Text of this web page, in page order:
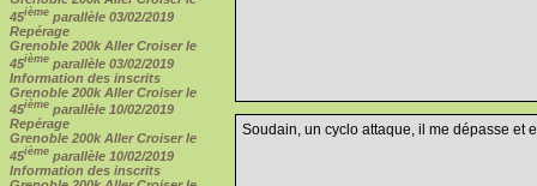
45ième parallèle 03/02/2019
Repérage
Grenoble 200k Aller Croiser le
45ième parallèle 03/02/2019
Information des inscrits
Grenoble 200k Aller Croiser le
45ième parallèle 10/02/2019
Repérage
Grenoble 200k Aller Croiser le
45ième parallèle 10/02/2019
Information des inscrits
Soudain, un cyclo attaque, il me dépasse et